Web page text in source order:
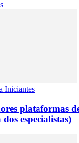
Iniciantes
plataformas
dos especialistas)